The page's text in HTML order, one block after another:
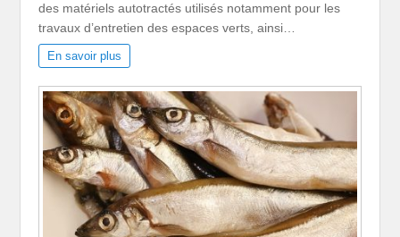
des matériels autotractés utilisés notamment pour les
travaux d’entretien des espaces verts, ainsi…
En savoir plus